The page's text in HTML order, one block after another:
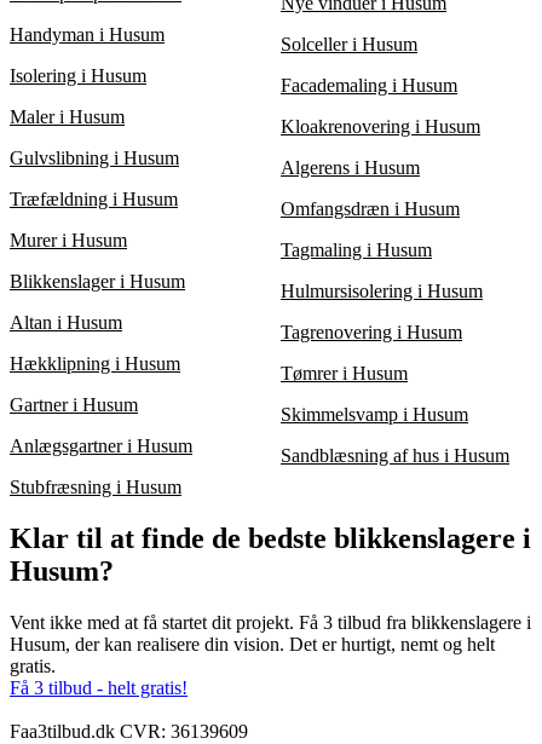
Handyman i Husum
Isolering i Husum
Maler i Husum
Gulvslibning i Husum
Træfældning i Husum
Murer i Husum
Blikkenslager i Husum
Altan i Husum
Hækklipning i Husum
Gartner i Husum
Anlægsgartner i Husum
Stubfræsning i Husum
Solceller i Husum
Facademaling i Husum
Kloakrenovering i Husum
Algerens i Husum
Omfangsdræn i Husum
Tagmaling i Husum
Hulmursisolering i Husum
Tagrenovering i Husum
Tømrer i Husum
Skimmelsvamp i Husum
Sandblæsning af hus i Husum
Klar til at finde de bedste blikkenslagere i
Husum?
Vent ikke med at få startet dit projekt. Få 3 tilbud fra blikkenslagere i
Husum, der kan realisere din vision. Det er hurtigt, nemt og helt
gratis.
Få 3 tilbud - helt gratis!
Faa3tilbud.dk CVR: 36139609